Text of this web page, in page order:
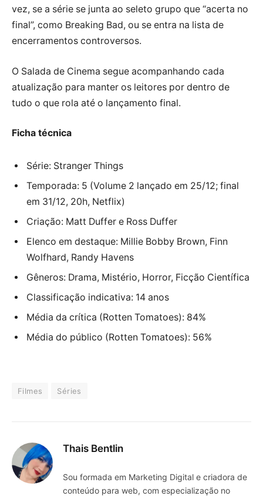
vez, se a série se junta ao seleto grupo que “acerta no
final”, como Breaking Bad, ou se entra na lista de
encerramentos controversos.
O Salada de Cinema segue acompanhando cada
atualização para manter os leitores por dentro de
tudo o que rola até o lançamento final.
Ficha técnica
Série: Stranger Things
Temporada: 5 (Volume 2 lançado em 25/12; final
em 31/12, 20h, Netflix)
Criação: Matt Duffer e Ross Duffer
Elenco em destaque: Millie Bobby Brown, Finn
Wolfhard, Randy Havens
Gêneros: Drama, Mistério, Horror, Ficção Científica
Classificação indicativa: 14 anos
Média da crítica (Rotten Tomatoes): 84%
Média do público (Rotten Tomatoes): 56%
Filmes Séries
Thais Bentlin
Sou formada em Marketing Digital e criadora de
conteúdo para web, com especialização no